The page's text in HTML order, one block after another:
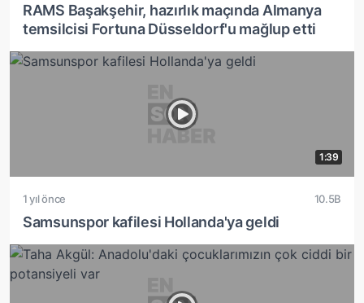
RAMS Başakşehir, hazırlık maçında Almanya
temsilcisi Fortuna Düsseldorf'u mağlup etti
1:39
1 yıl önce 10.5B
Samsunspor kafilesi Hollanda'ya geldi